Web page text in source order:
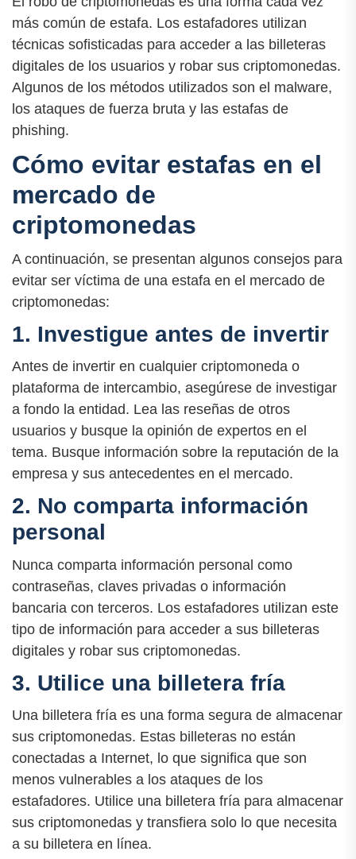
más común de estafa. Los estafadores utilizan
técnicas sofisticadas para acceder a las billeteras
digitales de los usuarios y robar sus criptomonedas.
Algunos de los métodos utilizados son el malware,
los ataques de fuerza bruta y las estafas de
phishing.
Cómo evitar estafas en el
mercado de
criptomonedas
A continuación, se presentan algunos consejos para
evitar ser víctima de una estafa en el mercado de
criptomonedas:
1. Investigue antes de invertir
Antes de invertir en cualquier criptomoneda o
plataforma de intercambio, asegúrese de investigar
a fondo la entidad. Lea las reseñas de otros
usuarios y busque la opinión de expertos en el
tema. Busque información sobre la reputación de la
empresa y sus antecedentes en el mercado.
2. No comparta información
personal
Nunca comparta información personal como
contraseñas, claves privadas o información
bancaria con terceros. Los estafadores utilizan este
tipo de información para acceder a sus billeteras
digitales y robar sus criptomonedas.
3. Utilice una billetera fría
Una billetera fría es una forma segura de almacenar
sus criptomonedas. Estas billeteras no están
conectadas a Internet, lo que significa que son
menos vulnerables a los ataques de los
estafadores. Utilice una billetera fría para almacenar
sus criptomonedas y transfiera solo lo que necesita
a su billetera en línea.